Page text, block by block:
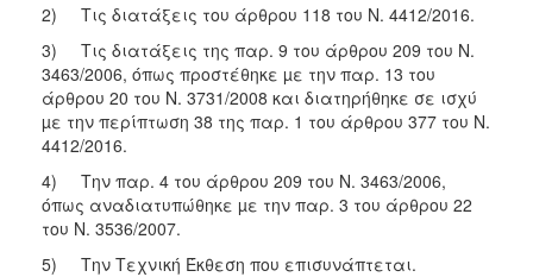
2) Τις διατάξεις του άρθρου 118 του Ν. 4412/2016.
3) Τις διατάξεις της παρ. 9 του άρθρου 209 του Ν.
3463/2006, όπως προστέθηκε µε την παρ. 13 του
άρθρου 20 του Ν. 3731/2008 και διατηρήθηκε σε ισχύ
µε την περίπτωση 38 της παρ. 1 του άρθρου 377 του Ν.
4412/2016.
4) Την παρ. 4 του άρθρου 209 του Ν. 3463/2006,
όπως αναδιατυπώθηκε µε την παρ. 3 του άρθρου 22
του Ν. 3536/2007.
5) Την Τεχνική Έκθεση που επισυνάπτεται.